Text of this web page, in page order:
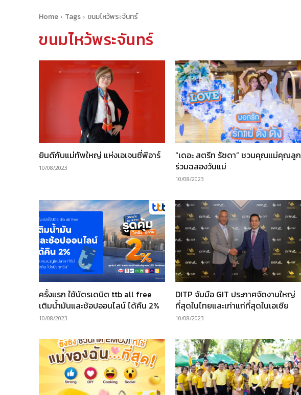
Home Tags ขนมไหว้พระจันทร์
ขนมไหว้พระจันทร์
ยินดีกับแม่ทัพใหญ่ แห่งเอเจนซี่พีอาร์
10/08/2023
“เดอะ สตรีท รัชดา” ชวนคุณแม่คุณลูก
ร่วมฉลองวันแม่
10/08/2023
ครั้งแรก ใช้บัตรเดบิต ttb all free
เติมน้ำมันและช้อปออนไลน์ ได้คืน 2%
10/08/2023
DITP จับมือ GIT ประกาศจัดงานใหญ่
ที่สุดในไทยและเก่าแก่ที่สุดในเอเชีย
10/08/2023